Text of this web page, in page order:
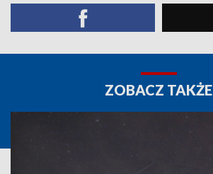
ZOBACZ TAKŻE